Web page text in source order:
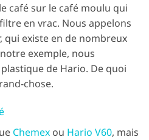
café sur le café moulu qui
en vrac. Nous appelons
existe en de nombreux
exemple, nous
de Hario. De quoi
chose.
Chemexou Hario V60, mais